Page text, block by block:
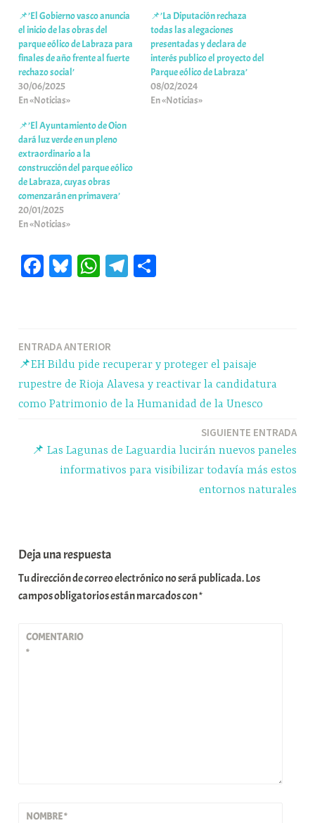
📌’El Gobierno vasco anuncia
el inicio de las obras del
parque eólico de Labraza para
finales de año frente al fuerte
rechazo social’
30/06/2025
En «Noticias»
📌’La Diputación rechaza
todas las alegaciones
presentadas y declara de
interés publico el proyecto del
Parque eólico de Labraza’
08/02/2024
En «Noticias»
📌’El Ayuntamiento de Oion
dará luz verde en un pleno
extraordinario a la
construcción del parque eólico
de Labraza, cuyas obras
comenzarán en primavera’
20/01/2025
En «Noticias»
Fa Bl W
pp
Te
m rti
r
Navegación
entradas
ENTRADA ANTERIOR
📌EH Bildu pide recuperar y proteger el paisaje
rupestre de Rioja Alavesa y reactivar la candidatura
como Patrimonio de la Humanidad de la Unesco
SIGUIENTE ENTRADA
📌 Las Lagunas de Laguardia lucirán nuevos paneles
informativos para visibilizar todavía más estos
entornos naturales
Deja una respuesta
Tu dirección de correo electrónico no será publicada.Los
campos obligatorios están marcados con*
COMENTARIO
*
NOMBRE*